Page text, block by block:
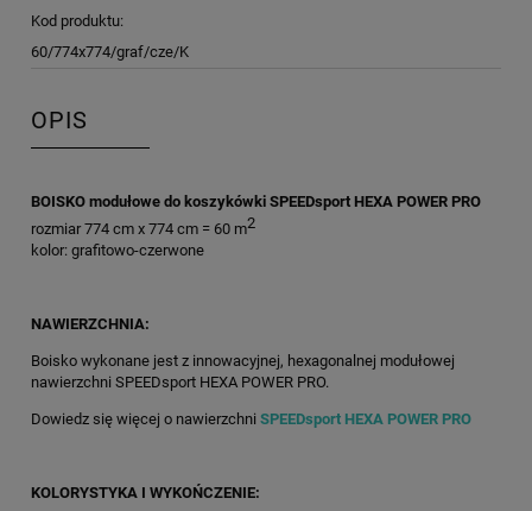
Kod produktu:
60/774x774/graf/cze/K
OPIS
BOISKO modułowe do koszykówki SPEEDsport HEXA POWER PRO
rozmiar 774 cm x 774 cm = 60 m2
kolor: grafitowo-czerwone
NAWIERZCHNIA:
Boisko wykonane jest z innowacyjnej, hexagonalnej modułowej
nawierzchni SPEEDsport HEXA POWER PRO.
Dowiedz się więcej o nawierzchni SPEEDsport HEXA POWER PRO
KOLORYSTYKA I WYKOŃCZENIE: